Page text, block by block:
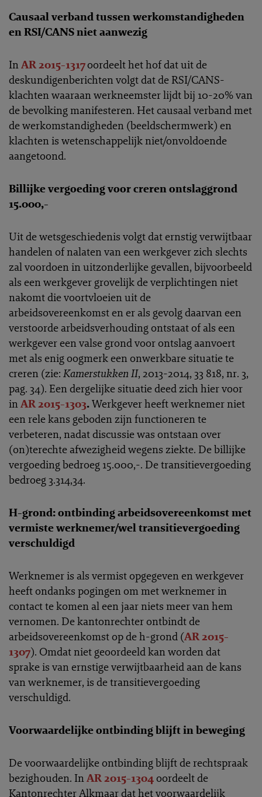
Causaal verband tussen werkomstandigheden
en RSI/CANS niet aanwezig
InAR 2015-1317oordeelt het hof dat uit de
deskundigenberichten volgt dat de RSI/CANS-
klachten waaraan werkneemster lijdt bij 10-20% van
de bevolking manifesteren. Het causaal verband met
de werkomstandigheden (beeldschermwerk) en
klachten is wetenschappelijk niet/onvoldoende
aangetoond.
Billijke vergoeding voor creren ontslaggrond
15.000,-
Uit de wetsgeschiedenis volgt dat ernstig verwijtbaar
handelen of nalaten van een werkgever zich slechts
zal voordoen in uitzonderlijke gevallen, bijvoorbeeld
als een werkgever grovelijk de verplichtingen niet
nakomt die voortvloeien uit de
arbeidsovereenkomst en er als gevolg daarvan een
verstoorde arbeidsverhouding ontstaat of als een
werkgever een valse grond voor ontslag aanvoert
met als enig oogmerk een onwerkbare situatie te
creren (zie: Kamerstukken II, 2013-2014, 33 818, nr. 3,
pag. 34). Een dergelijke situatie deed zich hier voor
inAR 2015-1303.Werkgever heeft werknemer niet
een rele kans geboden zijn functioneren te
verbeteren, nadat discussie was ontstaan over
(on)terechte afwezigheid wegens ziekte. De billijke
vergoeding bedroeg 15.000,-. De transitievergoeding
bedroeg 3.314,34.
H-grond: ontbinding arbeidsovereenkomst met
vermiste werknemer/wel transitievergoeding
verschuldigd
Werknemer is als vermist opgegeven en werkgever
heeft ondanks pogingen om met werknemer in
contact te komen al een jaar niets meer van hem
vernomen. De kantonrechter ontbindt de
arbeidsovereenkomst op de h-grond (AR 2015-
1307). Omdat niet geoordeeld kan worden dat
sprake is van ernstige verwijtbaarheid aan de kans
van werknemer, is de transitievergoeding
verschuldigd.
Voorwaardelijke ontbinding blijft in beweging
De voorwaardelijke ontbinding blijft de rechtspraak
bezighouden. InAR 2015-1304oordeelt de
Kantonrechter Alkmaar dat het voorwaardelijk